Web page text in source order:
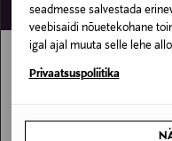
seadmesse salvestada
veebisaidi nõuetekohane
igal ajal muuta selle lehe
Privaatsuspoliitika
Stockmann pole